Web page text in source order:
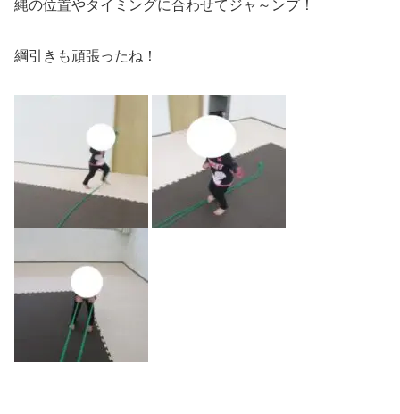
縄の位置やタイミングに合わせてジャ～ンプ！
綱引きも頑張ったね！